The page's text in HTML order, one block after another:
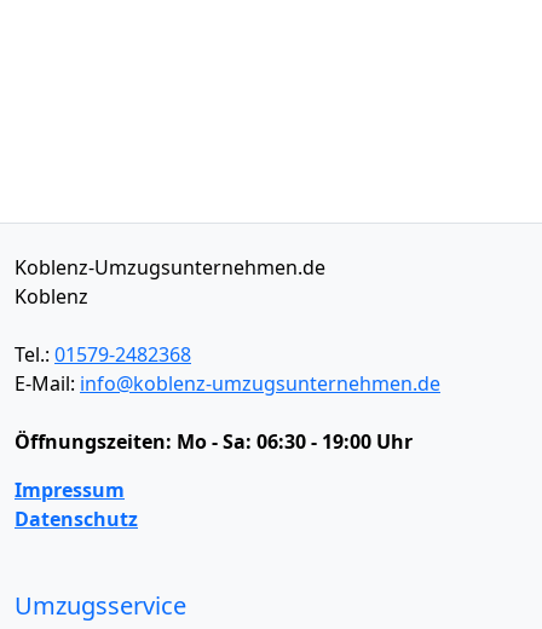
Koblenz-Umzugsunternehmen.de
Koblenz
Tel.: 01579-2482368
E-Mail: info@koblenz-umzugsunternehmen.de
Öffnungszeiten: Mo - Sa: 06:30 - 19:00 Uhr
Impressum
Datenschutz
Umzugsservice